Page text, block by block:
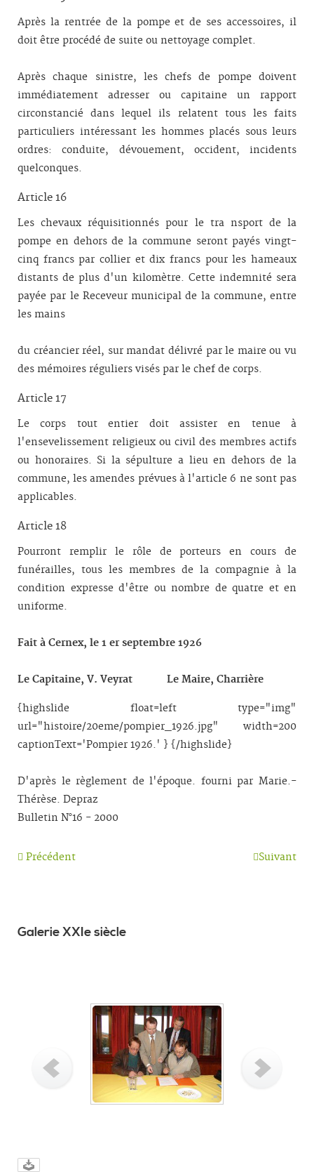
Après la rentrée de la pompe et de ses accessoires, il
doit être procédé de suite ou nettoyage complet.
Après chaque sinistre, les chefs de pompe doivent
immédiatement adresser ou capitaine un rapport
circonstancié dans lequel ils relatent tous les faits
particuliers intéressant les hommes placés sous leurs
ordres: conduite, dévouement, occident, incidents
quelconques.
Article 16
Les chevaux réquisitionnés pour le tra nsport de la
pompe en dehors de la commune seront payés vingt-
cinq francs par col­lier et dix francs pour les hameaux
distants de plus d'un kilomètre. Cette in­demnité sera
payée par le Receveur municipal de la commune, entre
les mains
du créancier réel, sur mandat délivré par le maire ou vu
des mémoires réguliers visés par le chef de corps.
Article 17
Le corps tout entier doit assister en tenue à
l'ensevelissement religieux ou civil des membres actifs
ou honoraires. Si la sépulture a lieu en dehors de la
commune, les amendes prévues à l'article 6 ne sont pas
applicables.
Article 18
Pourront remplir le rôle de porteurs en cours de
funérailles, tous les membres de la compagnie à la
condi­tion expresse d'être ou nombre de quatre et en
uniforme.
Fait à Cernex, le 1 er septembre 1926
Le Capitaine, V. Veyrat Le Maire, Charrière
{highslide float=left type="img"
url="histoire/20eme/pompier_1926.jpg" width=200
captionText='Pompier 1926.' } {/highslide}
D'après le règlement de l'époque. fourni par Marie.-
Thérèse. Depraz
Bulletin N°16 - 2000
Précédent Suivant
Galerie XXIe siècle